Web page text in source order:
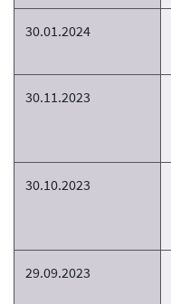
30.01.2024
30.11.2023
30.10.2023
29.09.2023